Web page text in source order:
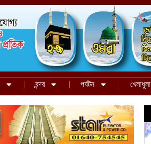
বন্দর পর্যটন খেলাধুলা